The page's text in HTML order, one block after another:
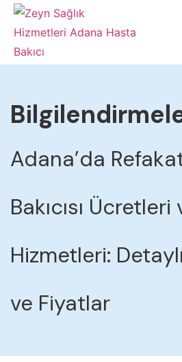
Adana’da
Bakıcısı Ücretleri
Hizmetleri:
ve Fiyatlar